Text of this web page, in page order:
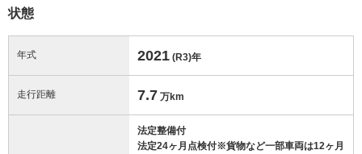
状態
年式 2021 (R3)年
走行距離 7.7 万km
法定整備付
法定24ヶ月点検付※貨物など一部車両は12ヶ月